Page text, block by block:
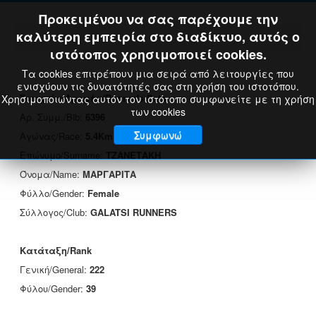
Στοιχεία Δρομέα/Runner's Data
Όνομα/Name:ΜΑΡΓΑΡΙΤΑ
Φύλλο/Gender: Female
Σύλλογος/Club: GALATSI RUNNERS
Κατάταξη/Rank
Γενική/General: 222
Φύλου/Gender: 39
Προκειμένου να σας παρέχουμε την
καλύτερη εμπειρία στο διαδίκτυο, αυτός ο
ιστότοπος χρησιμοποιεί cookies.
Τα cookies επιτρέπουν μια σειρά από λειτουργίες που
ενισχύουν τις δυνατότητές σας στη χρήση του ιστοτόπου.
Χρησιμοποιώντας αυτόν τον ιστότοπο συμφωνείτε με τη χρήση
των cookies
Συμφωνώ